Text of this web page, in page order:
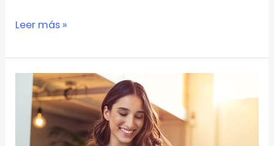
Leer más »
experiencia
consumidor: